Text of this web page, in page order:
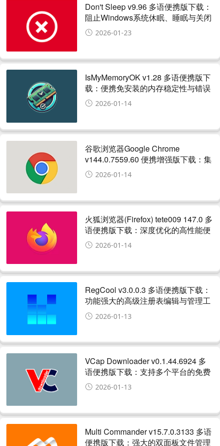
Don't Sleep v9.96 多语便携版下载：
阻止Windows系统休眠、睡眠与关闭
显示的便携工具
2026-01-23
IsMyMemoryOK v1.28 多语便携版下
载：便携免安装的内存稳定性与错误
检测工具
2026-01-14
谷歌浏览器Google Chrome
v144.0.7559.60 便携增强版下载：集
成实用插件与便携管理的增强版
Chrome浏览器
2026-01-14
火狐浏览器(Firefox) tete009 147.0 多
语便携版下载：深度优化的高性能便
携浏览器，支持多线程与广告拦截
2026-01-14
RegCool v3.0.0.3 多语便携版下载：
功能强大的高级注册表编辑与管理工
具，便携免安装
2026-01-13
VCap Downloader v0.1.44.6924 多
语便携版下载：支持多个平台的免费
视频下载器，便携免安装
2026-01-13
Multi Commander v15.7.0.3133 多语
便携版下载：强大的双面板文件管理